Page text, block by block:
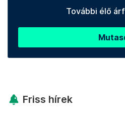
További élő
Friss hírek